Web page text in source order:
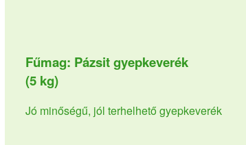
Fűmag: Pázsit gyepkeverék
(5 kg)
Jó minőségű, jól terhelhető gyepkeverék